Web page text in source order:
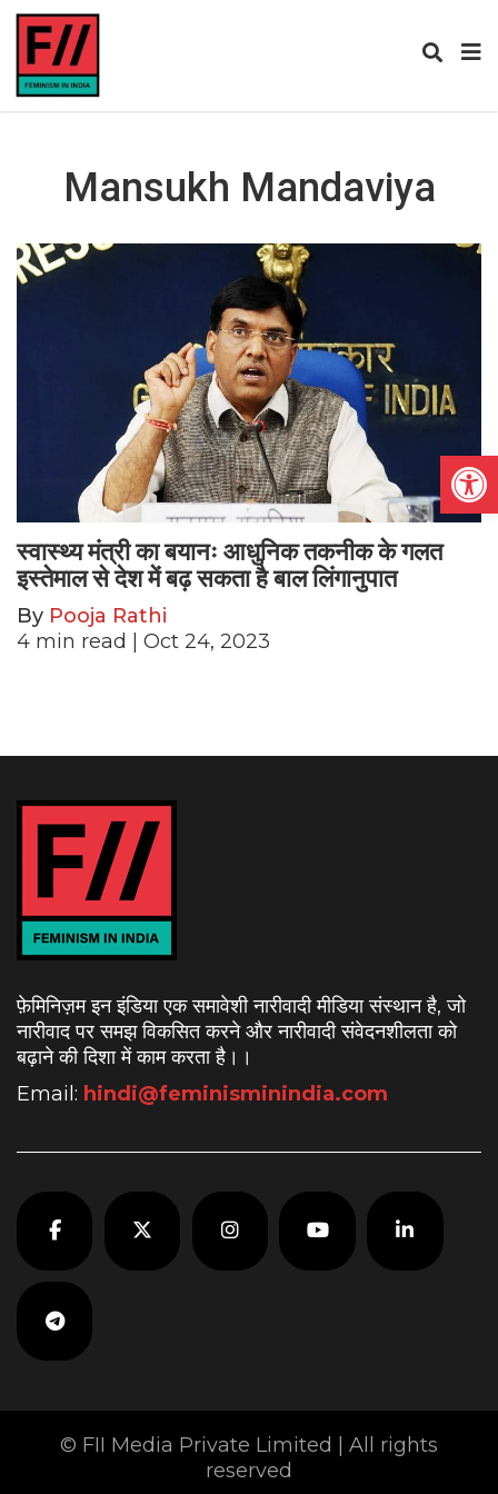
Mansukh Mandaviya
स्वास्थ्य मंत्री का बयानः आधुनिक तकनीक के गलत
इस्तेमाल से देश में बढ़ सकता है बाल लिंगानुपात
By Pooja Rathi
4 min read | Oct 24, 2023
फ़ेमिनिज़म इन इंडिया एक समावेशी नारीवादी मीडिया संस्थान है, जो
नारीवाद पर समझ विकसित करने और नारीवादी संवेदनशीलता को
बढ़ाने की दिशा में काम करता है। ।
Email: hindi@feminisminindia.com
© FII Media Private Limited | All rights
reserved